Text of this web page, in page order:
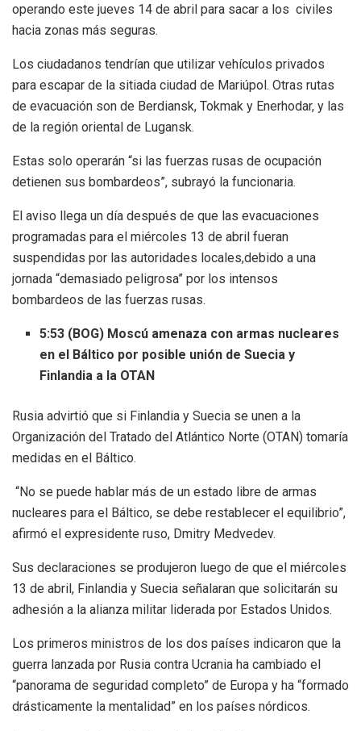
operando este jueves 14 de abril para sacar a los civiles
hacia zonas más seguras.
Los ciudadanos tendrían que utilizar vehículos privados
para escapar de la sitiada ciudad de Mariúpol. Otras rutas
de evacuación son de Berdiansk, Tokmak y Enerhodar, y las
de la región oriental de Lugansk.
Estas solo operarán “si las fuerzas rusas de ocupación
detienen sus bombardeos”, subrayó la funcionaria.
El aviso llega un día después de que las evacuaciones
programadas para el miércoles 13 de abril fueran
suspendidas por las autoridades locales,debido a una
jornada “demasiado peligrosa” por los intensos
bombardeos de las fuerzas rusas.
5:53 (BOG) Moscú amenaza con armas nucleares
en el Báltico por posible unión de Suecia y
Finlandia a la OTAN
Rusia advirtió que si Finlandia y Suecia se unen a la
Organización del Tratado del Atlántico Norte (OTAN) tomaría
medidas en el Báltico.
“No se puede hablar más de un estado libre de armas
nucleares para el Báltico, se debe restablecer el equilibrio”,
afirmó el expresidente ruso, Dmitry Medvedev.
Sus declaraciones se produjeron luego de que el miércoles
13 de abril, Finlandia y Suecia señalaran que solicitarán su
adhesión a la alianza militar liderada por Estados Unidos.
Los primeros ministros de los dos países indicaron que la
guerra lanzada por Rusia contra Ucrania ha cambiado el
“panorama de seguridad completo” de Europa y ha “formado
drásticamente la mentalidad” en los países nórdicos.